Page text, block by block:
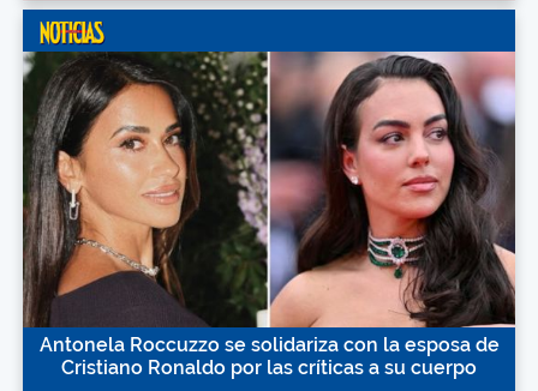
Antonela Roccuzzo se solidariza con la esposa de
Cristiano Ronaldo por las críticas a su cuerpo